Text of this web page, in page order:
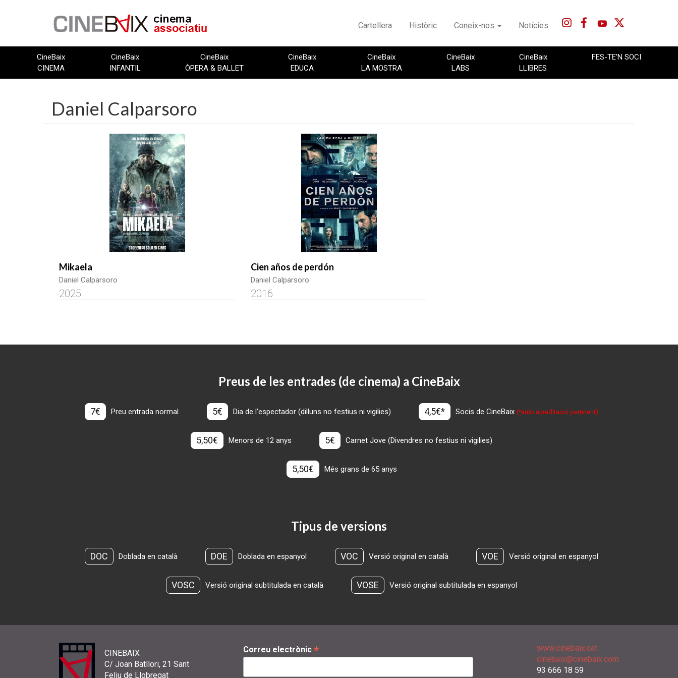
Cartellera Històric Coneix-nos Notícies
CineBaix
CINEMA
CineBaix
INFANTIL
CineBaix
ÒPERA & BALLET
CineBaix
EDUCA
CineBaix
LA MOSTRA
CineBaix
LABS
CineBaix
LLIBRES
FES-TE'N SOCI
Daniel Calparsoro
Mikaela
Daniel Calparsoro
2025
Cien años de perdón
Daniel Calparsoro
2016
Preus de les entrades (de cinema) a CineBaix
7€ Preu entrada normal 5€ Dia de l'espectador (dilluns no festius ni vigilies) 4,5€* Socis de CineBaix(*amb acreditació pertinent)
5,50€ Menors de 12 anys 5€ Carnet Jove (Divendres no festius ni vigilies)
5,50€ Més grans de 65 anys
Tipus de versions
DOC Doblada en català DOE Doblada en espanyol VOC Versió original en català VOE Versió original en espanyol
VOSC Versió original subtitulada en català VOSE Versió original subtitulada en espanyol
CINEBAIX
C/ Joan Batllori, 21 Sant
Feliu de Llobregat
Correu electrònic *
www.cinebaix.cat
cinebaix@cinebaix.com
93 666 18 59